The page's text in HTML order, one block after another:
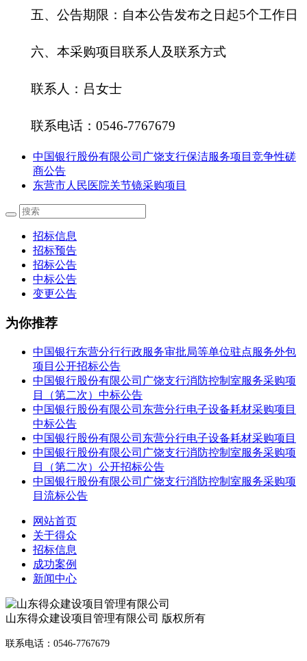
五、公告期限： 自本公告发布之日起5个工作日
六、本采购项目联系人及联系方式
联系人： 吕女士
联系电话： 0546-7767679
中国银行股份有限公司广饶支行保洁服务项目竞争性磋
商公告
东营市人民医院关节镜采购项目
招标信息
招标预告
招标公告
中标公告
变更公告
为你推荐
中国银行东营分行行政服务审批局等单位驻点服务外包
项目公开招标公告
中国银行股份有限公司广饶支行消防控制室服务采购项
目（第二次）中标公告
中国银行股份有限公司东营分行电子设备耗材采购项目
中标公告
中国银行股份有限公司东营分行电子设备耗材采购项目
中国银行股份有限公司广饶支行消防控制室服务采购项
目（第二次）公开招标公告
中国银行股份有限公司广饶支行消防控制室服务采购项
目流标公告
网站首页
关于得众
招标信息
成功案例
新闻中心
山东得众建设项目管理有限公司 版权所有
联系电话：0546-7767679